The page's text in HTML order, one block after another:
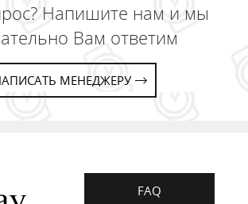
Напишите нам и мы
Вам ответим
МЕНЕДЖЕРУ
FAQ